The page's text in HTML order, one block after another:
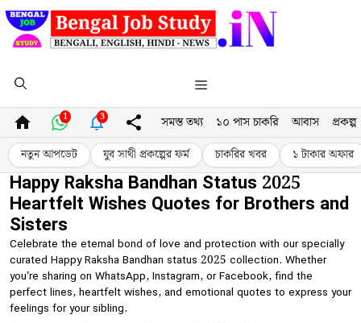
Skip
to
content
Menu
1 3 সমস্ত তথ্য ১০ পাস চাকরি আবাস প্রকল্প
নতুন আপডেট যুব সাথী প্রকল্পের ফর্ম চাকরির খবর ১ টাকার অফার
Happy Raksha Bandhan Status 2025
Heartfelt Wishes Quotes for Brothers and
Sisters
Celebrate the eternal bond of love and protection with our specially
curated Happy Raksha Bandhan status 2025 collection. Whether
you’re sharing on WhatsApp, Instagram, or Facebook, find the
perfect lines, heartfelt wishes, and emotional quotes to express your
feelings for your sibling.